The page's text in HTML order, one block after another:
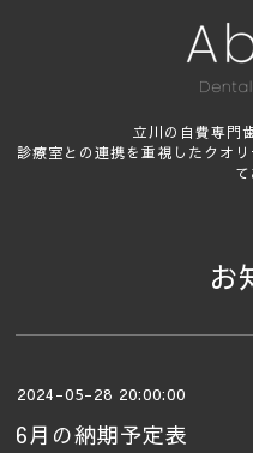
立川の自費専門
診療室との連携を重視したクオ
お
2024-05-28 20:00:00
6月の納期予定表